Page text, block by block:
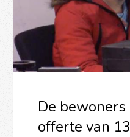
De
offerte van